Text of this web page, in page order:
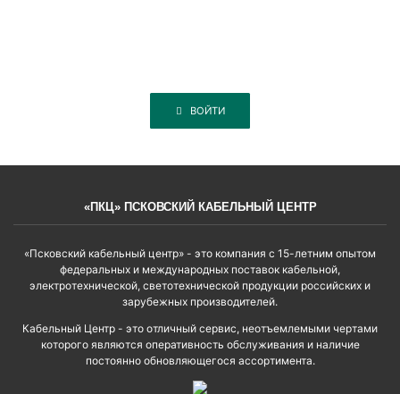
ВОЙТИ
«ПКЦ» ПСКОВСКИЙ КАБЕЛЬНЫЙ ЦЕНТР
«Псковский кабельный центр» - это компания с 15-летним опытом
федеральных и международных поставок кабельной,
электротехнической, светотехнической продукции российских и
зарубежных производителей.
Кабельный Центр - это отличный сервис, неотъемлемыми чертами
которого являются оперативность обслуживания и наличие
постоянно обновляющегося ассортимента.